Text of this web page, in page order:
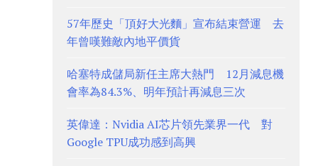
57年歷史「頂好大光麵」宣布結束營運 去
年曾嘆難敵內地平價貨
哈塞特成儲局新任主席大熱門 12月減息機
會率為84.3%、明年預計再減息三次
英偉達：Nvidia AI芯片領先業界一代 對
Google TPU成功感到高興